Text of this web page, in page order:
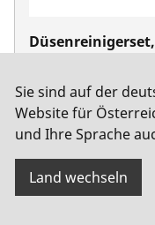
Sie sind auf der
Website für
und Ihre Sprache
Land wechseln